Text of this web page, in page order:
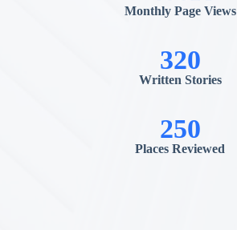
Monthly Page Views
320
Written Stories
250
Places Reviewed